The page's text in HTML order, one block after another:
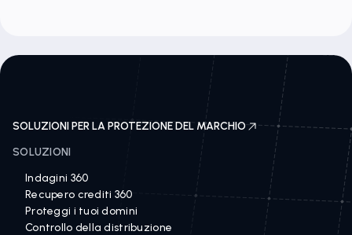
SOLUZIONI PER LA PROTEZIONE DEL MARCHIO
SOLUZIONI
Indagini 360
Recupero crediti 360
Proteggi i tuoi domini
Controllo della distribuzione